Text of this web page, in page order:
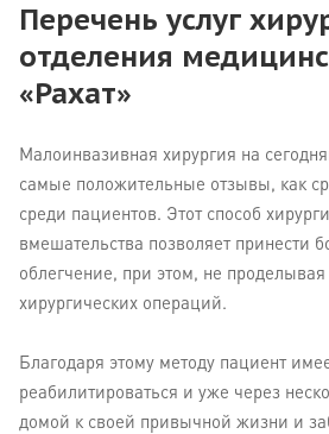
Перечень услуг
отделения
«Рахат»
Малоинвазивная хирургия на
самые положительные отзывы, как
среди пациентов. Этот способ
вмешательства позволяет принести
облегчение, при этом, не
хирургических операций.
Благодаря этому методу пациент
реабилитироваться и уже через
домой к своей привычной жизни и